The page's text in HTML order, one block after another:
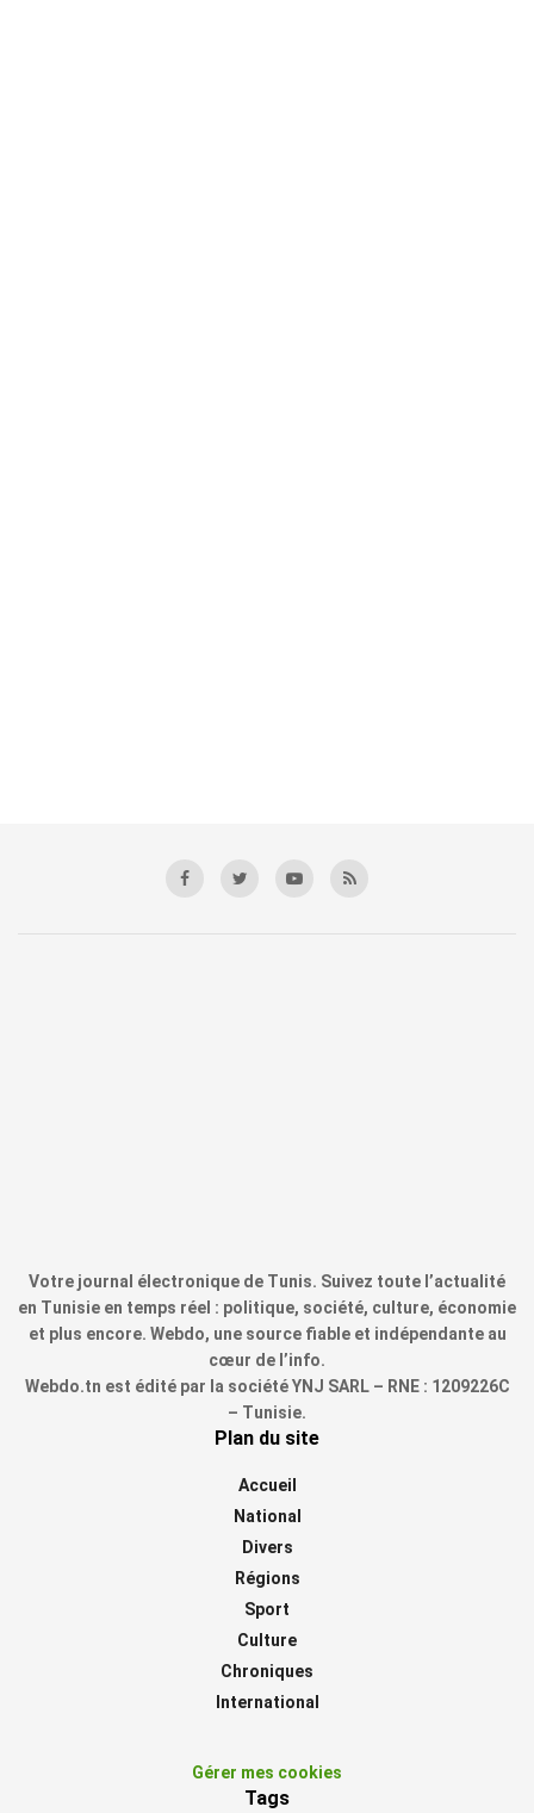
Votre journal électronique de Tunis. Suivez toute l’actualité
en Tunisie en temps réel : politique, société, culture, économie
et plus encore. Webdo, une source fiable et indépendante au
cœur de l’info.
Webdo.tn est édité par la société YNJ SARL – RNE : 1209226C
– Tunisie.
Plan du site
Accueil
National
Divers
Régions
Sport
Culture
Chroniques
International
Gérer mes cookies
Tags